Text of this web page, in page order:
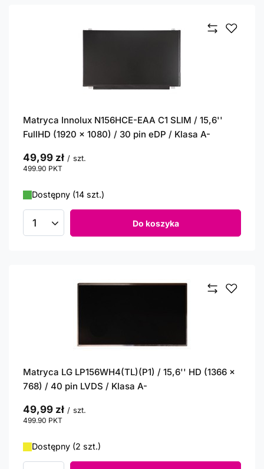
Matryca Innolux N156HCE-EAA C1 SLIM / 15,6''
FullHD (1920 x 1080) / 30 pin eDP / Klasa A-
49,99 zł / szt.
499.90 PKT
Dostępny (14 szt.)
Ilość produktów Do koszyka
Matryca LG LP156WH4(TL)(P1) / 15,6'' HD (1366 x
768) / 40 pin LVDS / Klasa A-
49,99 zł / szt.
499.90 PKT
Dostępny (2 szt.)